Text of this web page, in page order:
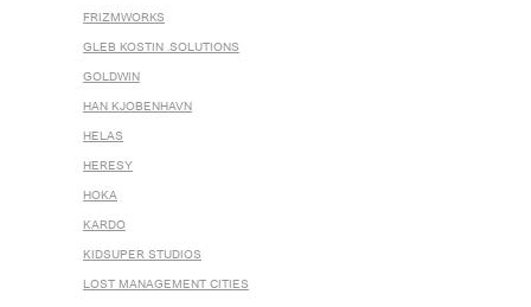
FRIZMWORKS
GLEB KOSTIN .SOLUTIONS
GOLDWIN
HAN KJOBENHAVN
HELAS
HERESY
HOKA
KARDO
KIDSUPER STUDIOS
LOST MANAGEMENT CITIES